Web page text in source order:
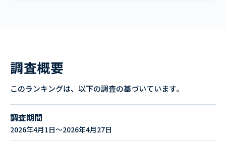
調査概要
このランキングは、以下の調査の基づいています。
調査期間
2026年4月1日～2026年4月27日